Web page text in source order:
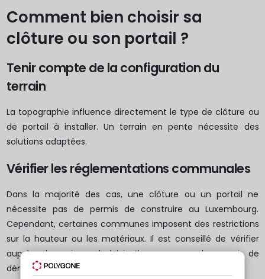
Comment bien choisir sa
clôture ou son portail ?
Tenir compte de la configuration du
terrain
La topographie influence directement le type de clôture ou
de portail à installer. Un terrain en pente nécessite des
solutions adaptées.
Vérifier les réglementations communales
Dans la majorité des cas, une clôture ou un portail ne
nécessite pas de permis de construire au Luxembourg.
Cependant, certaines communes imposent des restrictions
sur la hauteur ou les matériaux. Il est conseillé de vérifier
auprès de votre administration communale avant de
démarrer les travaux.